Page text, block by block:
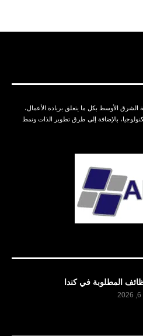
الأوسط بكل ما يتعلق بريادة الأعمال،
بالإضافة إلى طرق تطوير الذات ونمط
المطلوبة في كندا